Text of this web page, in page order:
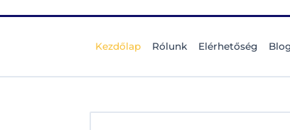
Kezdőlap Rólunk Elérhetőség